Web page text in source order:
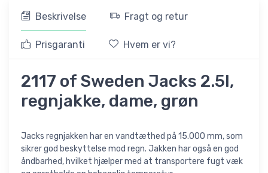
Beskrivelse Fragt og retur
Prisgaranti Hvem er vi?
2117 of Sweden Jacks 2.5l,
regnjakke, dame, grøn
Jacks regnjakken har en vandtæthed på 15.000 mm, som
sikrer god beskyttelse mod regn. Jakken har også en god
åndbarhed, hvilket hjælper med at transportere fugt væk